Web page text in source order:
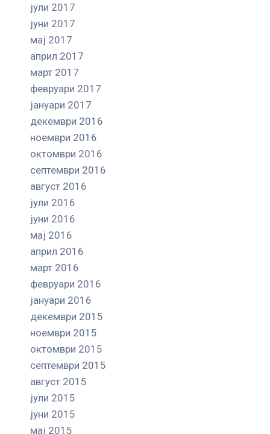
јули 2017
јуни 2017
мај 2017
април 2017
март 2017
февруари 2017
јануари 2017
декември 2016
ноември 2016
октомври 2016
септември 2016
август 2016
јули 2016
јуни 2016
мај 2016
април 2016
март 2016
февруари 2016
јануари 2016
декември 2015
ноември 2015
октомври 2015
септември 2015
август 2015
јули 2015
јуни 2015
мај 2015